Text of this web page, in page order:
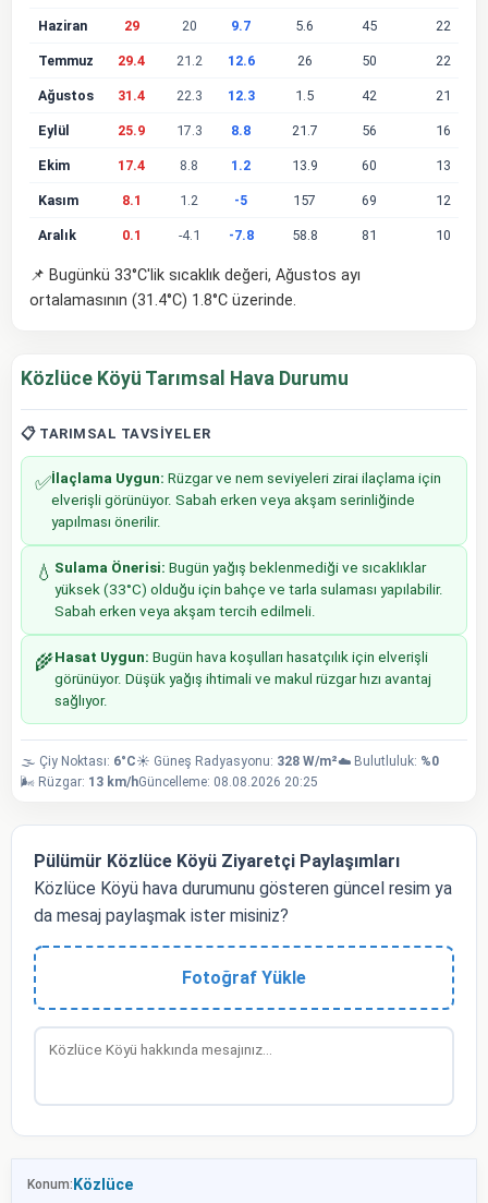
Haziran 29 20 9.7 5.6 45 22
Temmuz 29.4 21.2 12.6 26 50 22
Ağustos 31.4 22.3 12.3 1.5 42 21
Eylül 25.9 17.3 8.8 21.7 56 16
Ekim 17.4 8.8 1.2 13.9 60 13
Kasım 8.1 1.2 -5 157 69 12
Aralık 0.1 -4.1 -7.8 58.8 81 10
📌 Bugünkü 33°C'lik sıcaklık değeri, Ağustos ayı
ortalamasının (31.4°C) 1.8°C üzerinde.
Közlüce Köyü Tarımsal Hava Durumu
📋 TARIMSAL TAVSIYELER
✅İlaçlama Uygun: Rüzgar ve nem seviyeleri zirai ilaçlama için
elverişli görünüyor. Sabah erken veya akşam serinliğinde
yapılması önerilir.
💧 Sulama Önerisi: Bugün yağış beklenmediği ve sıcaklıklar
yüksek (33°C) olduğu için bahçe ve tarla sulaması yapılabilir.
Sabah erken veya akşam tercih edilmeli.
🌾Hasat Uygun: Bugün hava koşulları hasatçılık için elverişli
görünüyor. Düşük yağış ihtimali ve makul rüzgar hızı avantaj
sağlıyor.
🌫️ Çiy Noktası: 6°C☀️ Güneş Radyasyonu: 328 W/m²☁️ Bulutluluk: %0
🌬️ Rüzgar: 13 km/hGüncelleme: 08.08.2026 20:25
Pülümür Közlüce Köyü Ziyaretçi Paylaşımları
Közlüce Köyü hava durumunu gösteren güncel resim ya
da mesaj paylaşmak ister misiniz?
Fotoğraf Yükle
Konum: Közlüce